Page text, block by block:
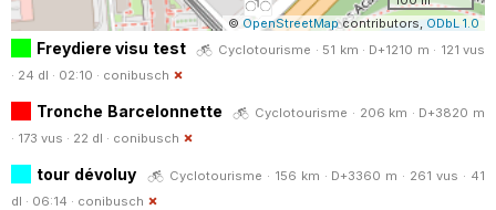
© OpenStreetMapcontributors, ODbL 1.0
Freydiere visu test
Cyclotourisme · 51 km · D+1210 m · 121 vus
· 24 dl · 02:10 · conibusch
Tronche Barcelonnette
Cyclotourisme · 206 km · D+3820 m
· 173 vus · 22 dl · conibusch
tour dévoluy
Cyclotourisme · 156 km · D+3360 m · 261 vus · 41
dl · 06:14 · conibusch